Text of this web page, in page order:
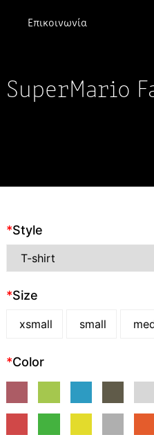
Επικοινωνία
SuperMario
*Style
*Size
xsmall small
*Color